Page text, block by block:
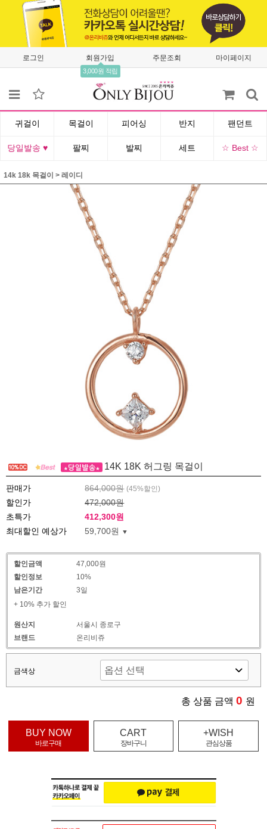
로그인 회원가입
3,000원 적립
주문조회 마이페이지
귀걸이 목걸이 피어싱 반지 팬던트
당일발송 ♥ 팔찌 발찌 세트 ☆ Best ☆
14k 18k 목걸이 > 레이디
14K 18K 허그링 목걸이
판매가 864,000원 (45%할인)
할인가
472,000원
초특가
412,300원
최대할인 예상가
59,700원
할인금액
47,000원
할인정보
10%
남은기간
3일
+ 10% 추가 할인
원산지
서울시 종로구
브랜드
온리비쥬
금색상
총 상품 금액 0 원
BUY NOW
바로구매
CART
장바구니
+WISH
관심상품